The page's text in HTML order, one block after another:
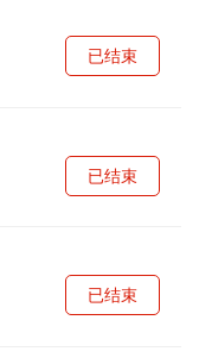
已结束
已结束
已结束